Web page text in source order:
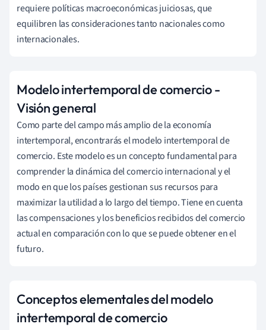
requiere políticas macroeconómicas juiciosas, que
equilibren las consideraciones tanto nacionales como
internacionales.
Modelo intertemporal de comercio -
Visión general
Como parte del campo más amplio de la economía
intertemporal, encontrarás el modelo intertemporal de
comercio. Este modelo es un concepto fundamental para
comprender la dinámica del comercio internacional y el
modo en que los países gestionan sus recursos para
maximizar la utilidad a lo largo del tiempo. Tiene en cuenta
las compensaciones y los beneficios recibidos del comercio
actual en comparación con lo que se puede obtener en el
futuro.
Conceptos elementales del modelo
intertemporal de comercio